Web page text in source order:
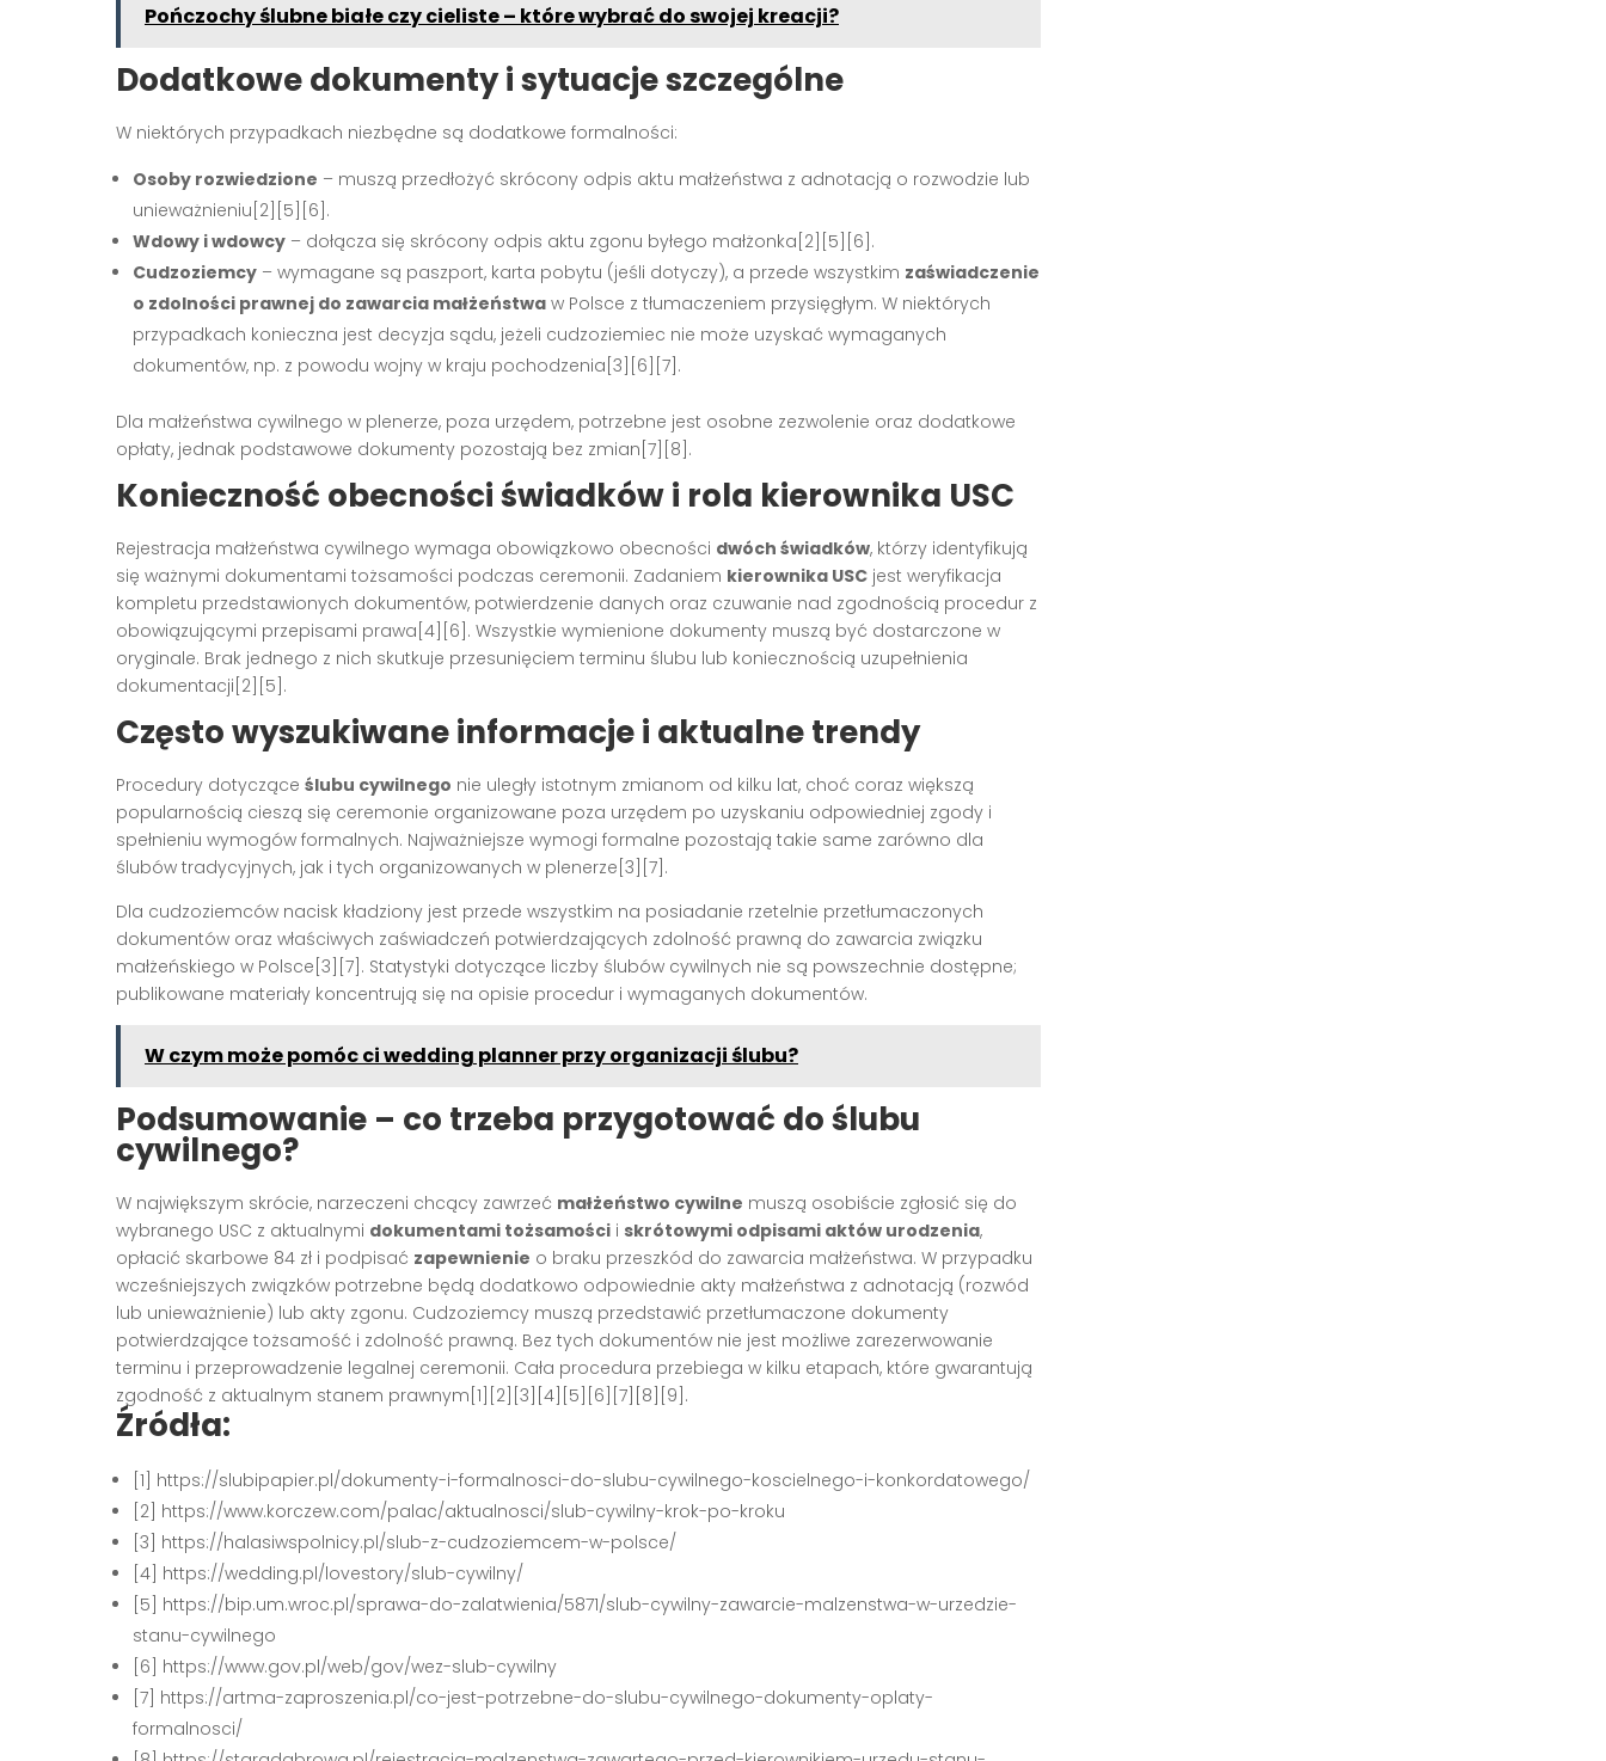
Pończochy ślubne białe czy cieliste – które wybrać do swojej kreacji?
Dodatkowe dokumenty i sytuacje szczególne
W niektórych przypadkach niezbędne są dodatkowe formalności:
Osoby rozwiedzione – muszą przedłożyć skrócony odpis aktu małżeństwa z adnotacją o rozwodzie lub
unieważnieniu[2][5][6].
Wdowy i wdowcy – dołącza się skrócony odpis aktu zgonu byłego małżonka[2][5][6].
Cudzoziemcy – wymagane są paszport, karta pobytu (jeśli dotyczy), a przede wszystkim zaświadczenie
o zdolności prawnej do zawarcia małżeństwa w Polsce z tłumaczeniem przysięgłym. W niektórych
przypadkach konieczna jest decyzja sądu, jeżeli cudzoziemiec nie może uzyskać wymaganych
dokumentów, np. z powodu wojny w kraju pochodzenia[3][6][7].
Dla małżeństwa cywilnego w plenerze, poza urzędem, potrzebne jest osobne zezwolenie oraz dodatkowe
opłaty, jednak podstawowe dokumenty pozostają bez zmian[7][8].
Konieczność obecności świadków i rola kierownika USC
Rejestracja małżeństwa cywilnego wymaga obowiązkowo obecności dwóch świadków, którzy identyfikują
się ważnymi dokumentami tożsamości podczas ceremonii. Zadaniem kierownika USC jest weryfikacja
kompletu przedstawionych dokumentów, potwierdzenie danych oraz czuwanie nad zgodnością procedur z
obowiązującymi przepisami prawa[4][6]. Wszystkie wymienione dokumenty muszą być dostarczone w
oryginale. Brak jednego z nich skutkuje przesunięciem terminu ślubu lub koniecznością uzupełnienia
dokumentacji[2][5].
Często wyszukiwane informacje i aktualne trendy
Procedury dotyczące ślubu cywilnego nie uległy istotnym zmianom od kilku lat, choć coraz większą
popularnością cieszą się ceremonie organizowane poza urzędem po uzyskaniu odpowiedniej zgody i
spełnieniu wymogów formalnych. Najważniejsze wymogi formalne pozostają takie same zarówno dla
ślubów tradycyjnych, jak i tych organizowanych w plenerze[3][7].
Dla cudzoziemców nacisk kładziony jest przede wszystkim na posiadanie rzetelnie przetłumaczonych
dokumentów oraz właściwych zaświadczeń potwierdzających zdolność prawną do zawarcia związku
małżeńskiego w Polsce[3][7]. Statystyki dotyczące liczby ślubów cywilnych nie są powszechnie dostępne;
publikowane materiały koncentrują się na opisie procedur i wymaganych dokumentów.
W czym może pomóc ci wedding planner przy organizacji ślubu?
Podsumowanie – co trzeba przygotować do ślubu
cywilnego?
W największym skrócie, narzeczeni chcący zawrzeć małżeństwo cywilne muszą osobiście zgłosić się do
wybranego USC z aktualnymi dokumentami tożsamości i skrótowymi odpisami aktów urodzenia,
opłacić skarbowe 84 zł i podpisać zapewnienie o braku przeszkód do zawarcia małżeństwa. W przypadku
wcześniejszych związków potrzebne będą dodatkowo odpowiednie akty małżeństwa z adnotacją (rozwód
lub unieważnienie) lub akty zgonu. Cudzoziemcy muszą przedstawić przetłumaczone dokumenty
potwierdzające tożsamość i zdolność prawną. Bez tych dokumentów nie jest możliwe zarezerwowanie
terminu i przeprowadzenie legalnej ceremonii. Cała procedura przebiega w kilku etapach, które gwarantują
zgodność z aktualnym stanem prawnym[1][2][3][4][5][6][7][8][9].
Źródła:
[1] https://slubipapier.pl/dokumenty-i-formalnosci-do-slubu-cywilnego-koscielnego-i-konkordatowego/
[2] https://www.korczew.com/palac/aktualnosci/slub-cywilny-krok-po-kroku
[3] https://halasiwspolnicy.pl/slub-z-cudzoziemcem-w-polsce/
[4] https://wedding.pl/lovestory/slub-cywilny/
[5] https://bip.um.wroc.pl/sprawa-do-zalatwienia/5871/slub-cywilny-zawarcie-malzenstwa-w-urzedzie-
stanu-cywilnego
[6] https://www.gov.pl/web/gov/wez-slub-cywilny
[7] https://artma-zaproszenia.pl/co-jest-potrzebne-do-slubu-cywilnego-dokumenty-oplaty-
formalnosci/